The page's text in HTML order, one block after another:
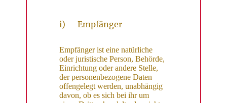
i) Empfänger
Empfänger ist eine natürliche
oder juristische Person, Behörde,
Einrichtung oder andere Stelle,
der personenbezogene Daten
offengelegt werden, unabhängig
davon, ob es sich bei ihr um